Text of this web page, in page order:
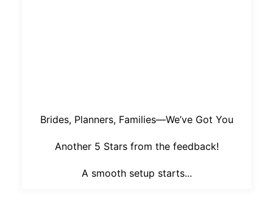
Brides, Planners, Families—We’ve Got You
Another 5 Stars from the feedback!
A smooth setup starts...